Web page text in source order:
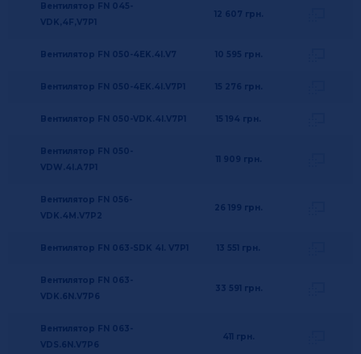
Вентилятор FN 045-
VDK,4F,V7P1
12 607 грн.
Вентилятор FN 050-4EK.4I.V7 10 595 грн.
Вентилятор FN 050-4EK.4I.V7P1 15 276 грн.
Вентилятор FN 050-VDK.4I.V7P1 15 194 грн.
Вентилятор FN 050-
VDW.4I.A7P1
11 909 грн.
Вентилятор FN 056-
VDK.4M.V7P2
26 199 грн.
Вентилятор FN 063-SDK 4I. V7P1 13 551 грн.
Вентилятор FN 063-
VDK.6N.V7P6
33 591 грн.
Вентилятор FN 063-
VDS.6N.V7P6
411 грн.